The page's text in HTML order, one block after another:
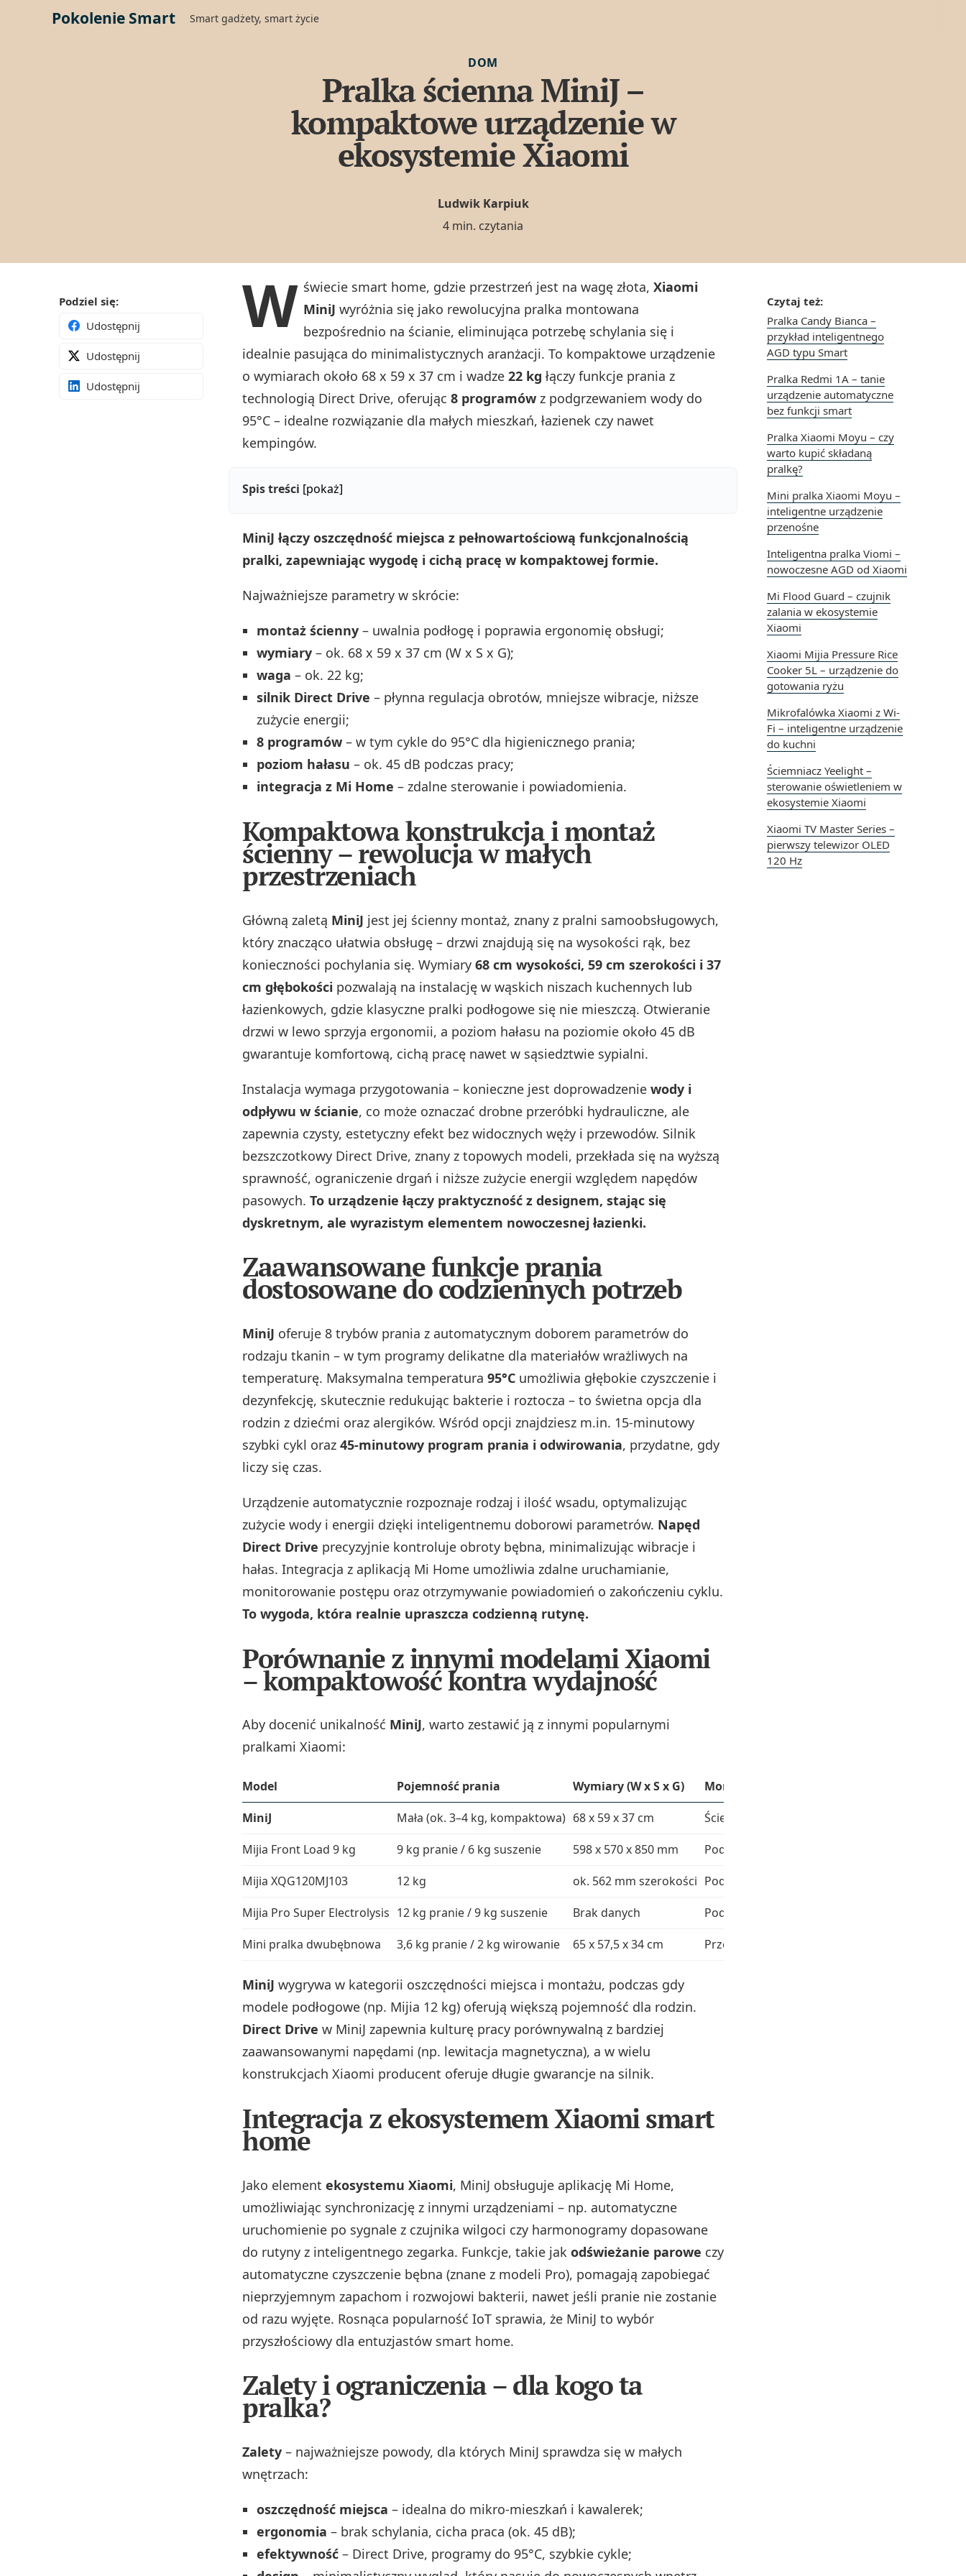
Pokolenie Smart Smart gadżety, smart życie
DOM
Pralka ścienna MiniJ –
kompaktowe urządzenie w
ekosystemie Xiaomi
Ludwik Karpiuk
4 min. czytania
Czytaj też:
Pralka Candy Bianca –
przykład inteligentnego
AGD typu Smart
Pralka Redmi 1A – tanie
urządzenie automatyczne
bez funkcji smart
Pralka Xiaomi Moyu – czy
warto kupić składaną
pralkę?
Mini pralka Xiaomi Moyu –
inteligentne urządzenie
przenośne
Inteligentna pralka Viomi –
nowoczesne AGD od Xiaomi
Mi Flood Guard – czujnik
zalania w ekosystemie
Xiaomi
Xiaomi Mijia Pressure Rice
Cooker 5L – urządzenie do
gotowania ryżu
Mikrofalówka Xiaomi z Wi-
Fi – inteligentne urządzenie
do kuchni
Ściemniacz Yeelight –
sterowanie oświetleniem w
ekosystemie Xiaomi
Xiaomi TV Master Series –
pierwszy telewizor OLED
120 Hz
Podziel się:
Udostępnij
Udostępnij
Udostępnij
W świecie smart home, gdzie przestrzeń jest na wagę złota, Xiaomi
MiniJ wyróżnia się jako rewolucyjna pralka montowana
bezpośrednio na ścianie, eliminująca potrzebę schylania się i
idealnie pasująca do minimalistycznych aranżacji. To kompaktowe urządzenie
o wymiarach około 68 x 59 x 37 cm i wadze 22 kg łączy funkcje prania z
technologią Direct Drive, oferując 8 programów z podgrzewaniem wody do
95°C – idealne rozwiązanie dla małych mieszkań, łazienek czy nawet
kempingów.
Spis treści [pokaż]
MiniJ łączy oszczędność miejsca z pełnowartościową funkcjonalnością
pralki, zapewniając wygodę i cichą pracę w kompaktowej formie.
Najważniejsze parametry w skrócie:
montaż ścienny – uwalnia podłogę i poprawia ergonomię obsługi;
wymiary – ok. 68 x 59 x 37 cm (W x S x G);
waga – ok. 22 kg;
silnik Direct Drive – płynna regulacja obrotów, mniejsze wibracje, niższe
zużycie energii;
8 programów – w tym cykle do 95°C dla higienicznego prania;
poziom hałasu – ok. 45 dB podczas pracy;
integracja z Mi Home – zdalne sterowanie i powiadomienia.
Kompaktowa konstrukcja i montaż
ścienny – rewolucja w małych
przestrzeniach
Główną zaletą MiniJ jest jej ścienny montaż, znany z pralni samoobsługowych,
który znacząco ułatwia obsługę – drzwi znajdują się na wysokości rąk, bez
konieczności pochylania się. Wymiary 68 cm wysokości, 59 cm szerokości i 37
cm głębokości pozwalają na instalację w wąskich niszach kuchennych lub
łazienkowych, gdzie klasyczne pralki podłogowe się nie mieszczą. Otwieranie
drzwi w lewo sprzyja ergonomii, a poziom hałasu na poziomie około 45 dB
gwarantuje komfortową, cichą pracę nawet w sąsiedztwie sypialni.
Instalacja wymaga przygotowania – konieczne jest doprowadzenie wody i
odpływu w ścianie, co może oznaczać drobne przeróbki hydrauliczne, ale
zapewnia czysty, estetyczny efekt bez widocznych węży i przewodów. Silnik
bezszczotkowy Direct Drive, znany z topowych modeli, przekłada się na wyższą
sprawność, ograniczenie drgań i niższe zużycie energii względem napędów
pasowych. To urządzenie łączy praktyczność z designem, stając się
dyskretnym, ale wyrazistym elementem nowoczesnej łazienki.
Zaawansowane funkcje prania
dostosowane do codziennych potrzeb
MiniJ oferuje 8 trybów prania z automatycznym doborem parametrów do
rodzaju tkanin – w tym programy delikatne dla materiałów wrażliwych na
temperaturę. Maksymalna temperatura 95°C umożliwia głębokie czyszczenie i
dezynfekcję, skutecznie redukując bakterie i roztocza – to świetna opcja dla
rodzin z dziećmi oraz alergików. Wśród opcji znajdziesz m.in. 15‑minutowy
szybki cykl oraz 45‑minutowy program prania i odwirowania, przydatne, gdy
liczy się czas.
Urządzenie automatycznie rozpoznaje rodzaj i ilość wsadu, optymalizując
zużycie wody i energii dzięki inteligentnemu doborowi parametrów. Napęd
Direct Drive precyzyjnie kontroluje obroty bębna, minimalizując wibracje i
hałas. Integracja z aplikacją Mi Home umożliwia zdalne uruchamianie,
monitorowanie postępu oraz otrzymywanie powiadomień o zakończeniu cyklu.
To wygoda, która realnie upraszcza codzienną rutynę.
Porównanie z innymi modelami Xiaomi
– kompaktowość kontra wydajność
Aby docenić unikalność MiniJ, warto zestawić ją z innymi popularnymi
pralkami Xiaomi:
Model Pojemność prania Wymiary (W x S x G) Montaż
MiniJ
Mała (ok. 3–4 kg, kompaktowa) 68 x 59 x 37 cm Ścienny
Mijia Front Load 9 kg
9 kg pranie / 6 kg suszenie 598 x 570 x 850 mm Podłogowy
Mijia XQG120MJ103
12 kg ok. 562 mm szerokości Podłogowy
Mijia Pro Super Electrolysis 12 kg pranie / 9 kg suszenie Brak danych Podłogowy
Mini pralka dwubębnowa
3,6 kg pranie / 2 kg wirowanie 65 x 57,5 x 34 cm Przenośna
MiniJ wygrywa w kategorii oszczędności miejsca i montażu, podczas gdy
modele podłogowe (np. Mijia 12 kg) oferują większą pojemność dla rodzin.
Direct Drive w MiniJ zapewnia kulturę pracy porównywalną z bardziej
zaawansowanymi napędami (np. lewitacja magnetyczna), a w wielu
konstrukcjach Xiaomi producent oferuje długie gwarancje na silnik.
Integracja z ekosystemem Xiaomi smart
home
Jako element ekosystemu Xiaomi, MiniJ obsługuje aplikację Mi Home,
umożliwiając synchronizację z innymi urządzeniami – np. automatyczne
uruchomienie po sygnale z czujnika wilgoci czy harmonogramy dopasowane
do rutyny z inteligentnego zegarka. Funkcje, takie jak odświeżanie parowe czy
automatyczne czyszczenie bębna (znane z modeli Pro), pomagają zapobiegać
nieprzyjemnym zapachom i rozwojowi bakterii, nawet jeśli pranie nie zostanie
od razu wyjęte. Rosnąca popularność IoT sprawia, że MiniJ to wybór
przyszłościowy dla entuzjastów smart home.
Zalety i ograniczenia – dla kogo ta
pralka?
Zalety – najważniejsze powody, dla których MiniJ sprawdza się w małych
wnętrzach:
oszczędność miejsca – idealna do mikro‑mieszkań i kawalerek;
ergonomia – brak schylania, cicha praca (ok. 45 dB);
efektywność – Direct Drive, programy do 95°C, szybkie cykle;